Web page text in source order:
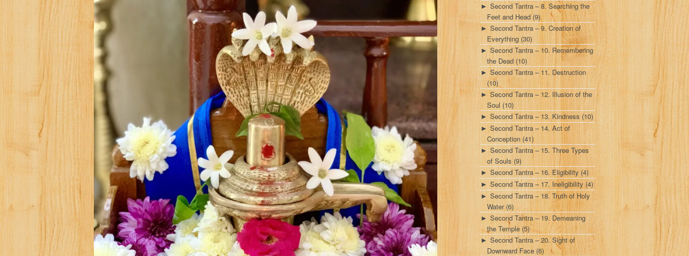
► Second Tantra – 8. Searching the
Feet and Head(9)
► Second Tantra – 9. Creation of
Everything (30)
► Second Tantra – 10. Remembering
the Dead (10)
► Second Tantra – 11. Destruction
(10)
► Second Tantra – 12. Illusion of the
Soul (10)
► Second Tantra – 13. Kindness (10)
► Second Tantra – 14. Act of
Conception (41)
► Second Tantra – 15. Three Types
of Souls (9)
► Second Tantra – 16. Eligibility (4)
► Second Tantra – 17. Ineligibility (4)
► Second Tantra – 18. Truth of Holy
Water(6)
► Second Tantra – 19. Demeaning
the Temple (5)
► Second Tantra – 20. Sight of
Downward Face (6)